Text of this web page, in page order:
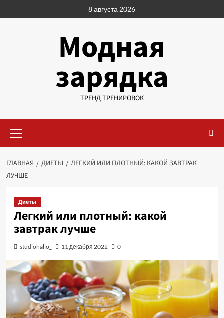
к
8 августа 2026
Модная
зарядка
ТРЕНД ТРЕНИРОВОК
меню
ГЛАВНАЯ ДИЕТЫ
ЛЕГКИЙ ИЛИ ПЛОТНЫЙ: КАКОЙ ЗАВТРАК
ЛУЧШЕ
Диеты
Легкий или плотный: какой
завтрак лучше
studiohallo_ 11 декабря 2022 0